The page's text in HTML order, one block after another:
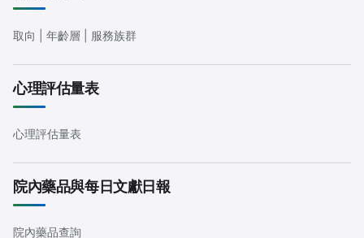
取向 | 年齡層 | 服務族群
心理評估量表
心理評估量表
院內藥品與每日文獻日報
院內藥品查詢